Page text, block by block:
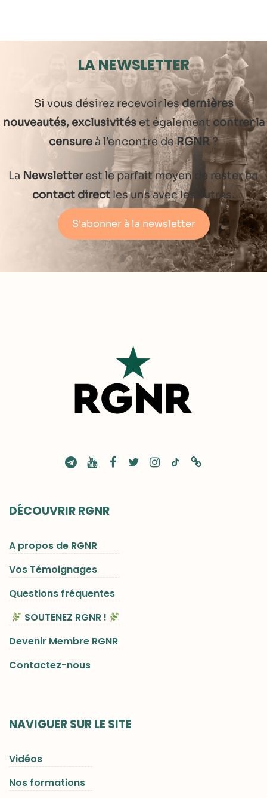
LA NEWSLETTER
Si vous désirez recevoir lesdernières
nouveautés, exclusivitéset également contrer la
censureà l’encontre deRGNR?
La Newsletterest le parfait moyen de rester en
contact directles uns avec les autres.
S'abonner à la newsletter
DÉCOUVRIR RGNR
A propos de RGNR
Vos Témoignages
Questions fréquentes
SOUTENEZ RGNR !
Devenir Membre RGNR
Contactez-nous
NAVIGUER SUR LE SITE
Vidéos
Nos formations